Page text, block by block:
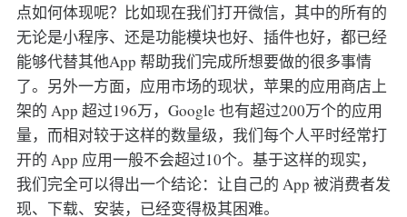
点如何体现呢？比如现在我们打开微信，其中的所有的
无论是小程序、还是功能模块也好、插件也好，都已经
能够代替其他App 帮助我们完成所想要做的很多事情
了。另外一方面，应用市场的现状，苹果的应用商店上
架的 App 超过196万，Google 也有超过200万个的应用
量，而相对较于这样的数量级，我们每个人平时经常打
开的 App 应用一般不会超过10个。基于这样的现实，
我们完全可以得出一个结论：让自己的 App 被消费者发
现、下载、安装，已经变得极其困难。